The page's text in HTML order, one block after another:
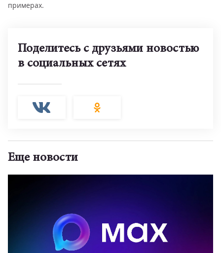
примерах.
Поделитесь с друзьями новостью
в социальных сетях
Еще новости